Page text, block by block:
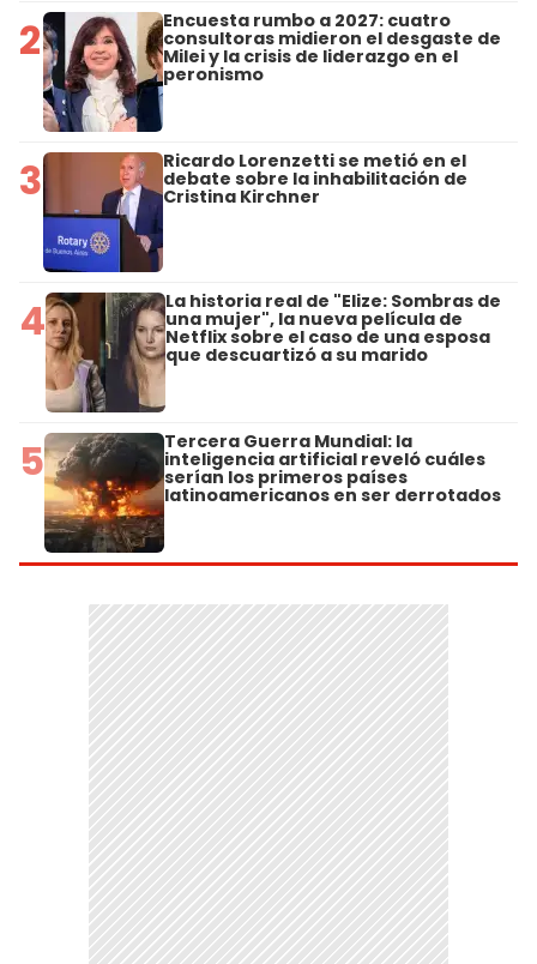
2 Encuesta rumbo a 2027: cuatro
consultoras midieron el desgaste de
Milei y la crisis de liderazgo en el
peronismo
3 Ricardo Lorenzetti se metió en el
debate sobre la inhabilitación de
Cristina Kirchner
4 La historia real de "Elize: Sombras de
una mujer", la nueva película de
Netflix sobre el caso de una esposa
que descuartizó a su marido
5 Tercera Guerra Mundial: la
inteligencia artificial reveló cuáles
serían los primeros países
latinoamericanos en ser derrotados